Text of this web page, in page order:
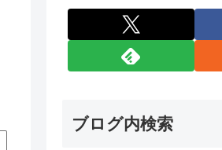
ブログ内検索